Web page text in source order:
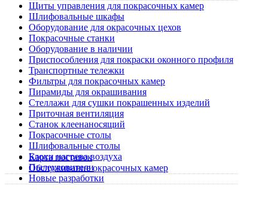
Щиты управления для покрасочных камер
Шлифовальные шкафы
Оборудование для окрасочных цехов
Покрасочные станки
Оборудование в наличии
Приспособления для покраски оконного профиля
Транспортные тележки
Фильтры для покрасочных камер
Пирамиды для окрашивания
Стеллажи для сушки покрашенных изделий
Приточная вентиляция
Станок клеенаносящий
Покрасочные столы
Шлифовальные столы
Блоки нагрева воздуха
Пылеуловители
Новые разработки
Карта поставок
Обслуживание окрасочных камер